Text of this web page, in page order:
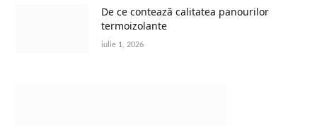
De ce contează calitatea panourilor
termoizolante
iulie 1, 2026